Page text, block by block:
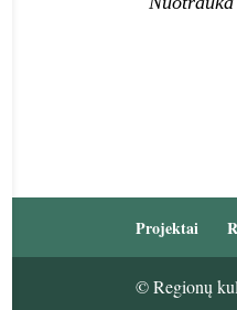
Projektai
© Regionų